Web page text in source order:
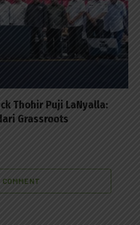
Thohir Puji LaNyalla:
Grassroots